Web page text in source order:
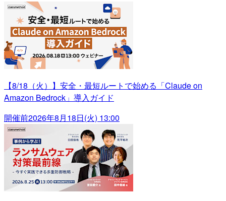
【8/18（火）】安全・最短ルートで始める「Claude on
Amazon Bedrock」導入ガイド
開催前2026年8月18日(火) 13:00